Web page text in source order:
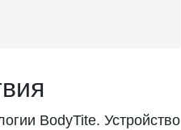
BodyTite. Устройство